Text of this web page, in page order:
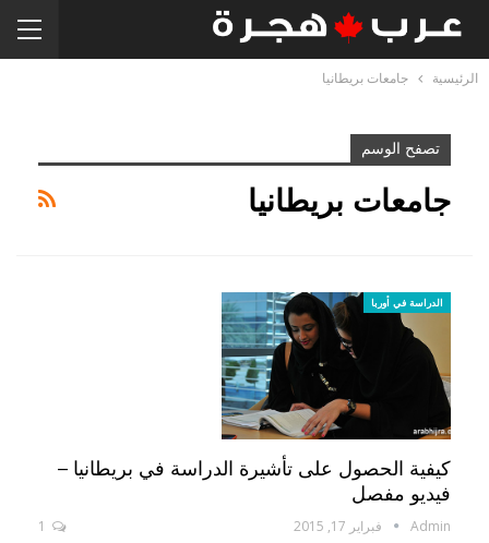
الرئيسية جامعات بريطانيا
تصفح الوسم
جامعات بريطانيا
الدراسة في أوربا
كيفية الحصول على تأشيرة الدراسة في بريطانيا –
فيديو مفصل
Admin فبراير 17, 2015